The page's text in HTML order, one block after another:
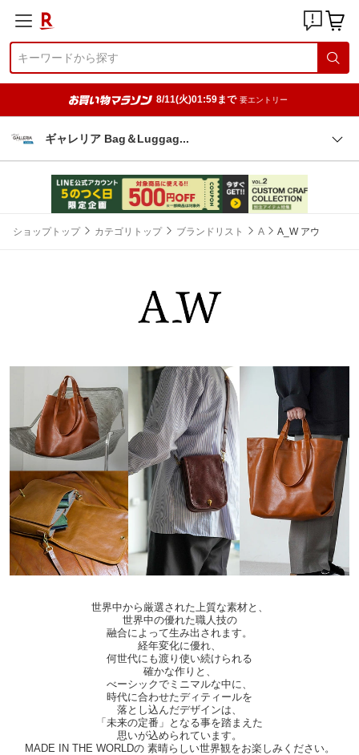
8/11(火)01:59まで 要エントリー
ギャレリア Bag＆Luggag
ショップトップ カテゴリトップ ブランドリスト A A_W アウ
世界中から厳選された上質な素材と、
世界中の優れた職人技の
融合によって生み出されます。
経年変化に優れ、
何世代にも渡り使い続けられる
確かな作りと、
べーシックでミニマルな中に、
時代に合わせたディティールを
落とし込んだデザインは、
「未来の定番」となる事を踏まえた
思いが込められています。
MADE IN THE WORLDの 素晴らしい世界観をお楽しみください。